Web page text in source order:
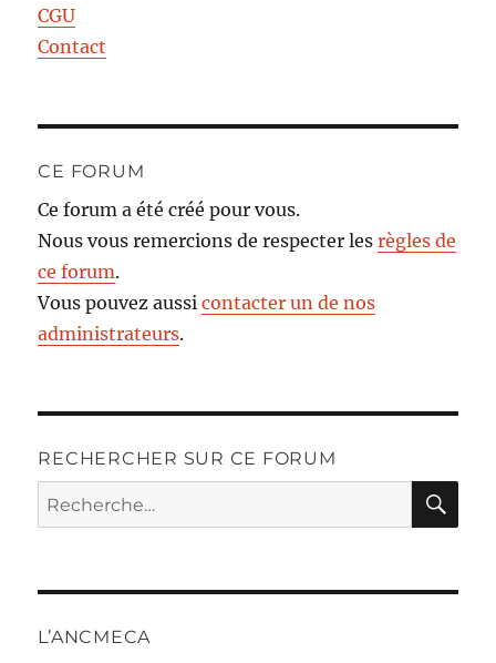
CGU
Contact
CE FORUM
Ce forum a été créé pour vous.
Nous vous remercions de respecter lesrègles de
ce forum.
Vous pouvez aussicontacter un de nos
administrateurs.
RECHERCHER SUR CE FORUM
Recherche
pour :
L’ANCMECA